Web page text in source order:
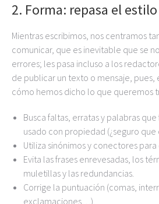
2. Forma: repasa el
Mientras escribimos, nos centramos
comunicar, que es inevitable que se
errores; les pasa incluso a los
de publicar un texto o mensaje, pues,
cómo hemos dicho lo que queremos
Busca faltas, erratas y palabras
usado con propiedad (¿seguro que
Utiliza sinónimos y conectores
Evita las frases enrevesadas, los
muletillas y las redundancias.
Corrige la puntuación (comas,
exclamaciones…).